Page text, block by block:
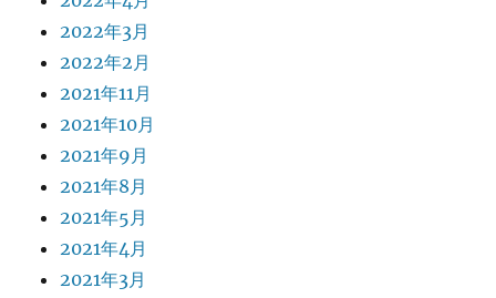
2022年3月
2022年2月
2021年11月
2021年10月
2021年9月
2021年8月
2021年5月
2021年4月
2021年3月